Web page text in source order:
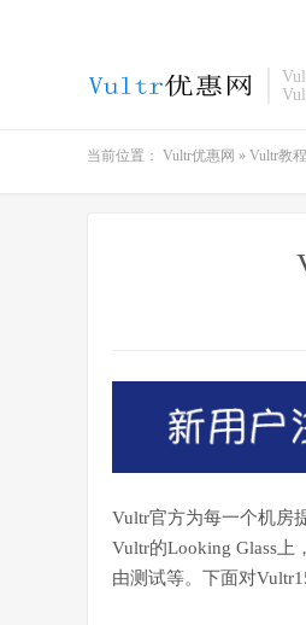
当前位置： Vultr优惠网 » Vultr教程
Vultr官方为每一个机房
Vultr的Looking Glass上
由测试等。下面对